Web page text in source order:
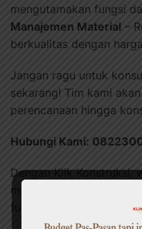
mengutamakan fungsi
Manajemen Material –
berkualitas dengan
Jangan ragu untuk
sekarang! Tim kami
perencanaan hingga
Hubungi Kami:
Dengan Klik Konstruksi,
menjadi ruang hidup
fungsi!